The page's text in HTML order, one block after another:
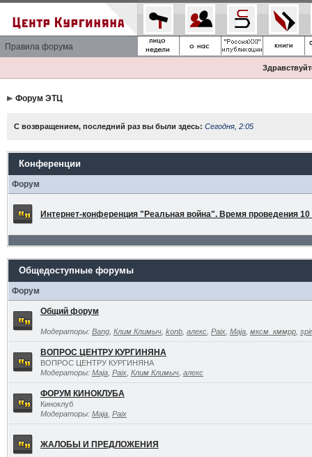
Правила форума
Форум ЭТЦ
С возвращением, последний раз вы были здесь: Сегодня, 2:05
Конференции
Форум
Интернет-конференция "Реальная война". Время проведения 10
Общедоступные форумы
Форум
Общий форум
Модераторы: Bang, Клим Климыч, konb, алекс, Paix, Maja, мксм_кммрр,
ВОПРОС ЦЕНТРУ КУРГИНЯНА
ВОПРОС ЦЕНТРУ КУРГИНЯНА
Модераторы: Maja, Paix, Клим Климыч, алекс
ФОРУМ КИНОКЛУБА
Киноклуб
Модераторы: Maja, Paix
ЖАЛОБЫ И ПРЕДЛОЖЕНИЯ